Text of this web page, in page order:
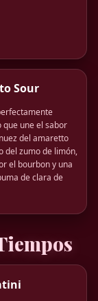
Sour
que une el sabor
del amaretto
del zumo de limón,
el bourbon y una
de clara de